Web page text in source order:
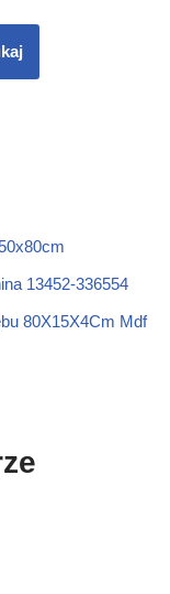
13452-336554
80X15X4Cm Mdf